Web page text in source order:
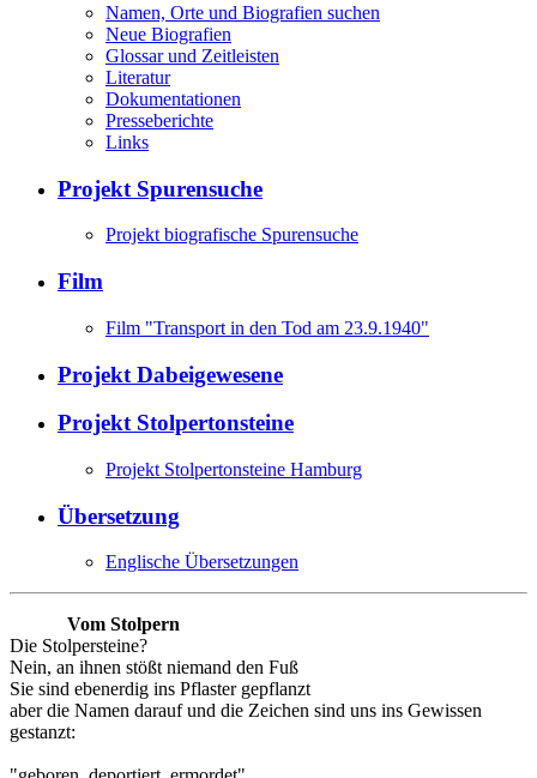
Namen, Orte und Biografien suchen
Neue Biografien
Glossar und Zeitleisten
Literatur
Dokumentationen
Presseberichte
Links
Projekt Spurensuche
Projekt biografische Spurensuche
Film
Film "Transport in den Tod am 23.9.1940"
Projekt Dabeigewesene
Projekt Stolpertonsteine
Projekt Stolpertonsteine Hamburg
Übersetzung
Englische Übersetzungen
Vom Stolpern
Die Stolpersteine?
Nein, an ihnen stößt niemand den Fuß
Sie sind ebenerdig ins Pflaster gepflanzt
aber die Namen darauf und die Zeichen sind uns ins Gewissen
gestanzt: